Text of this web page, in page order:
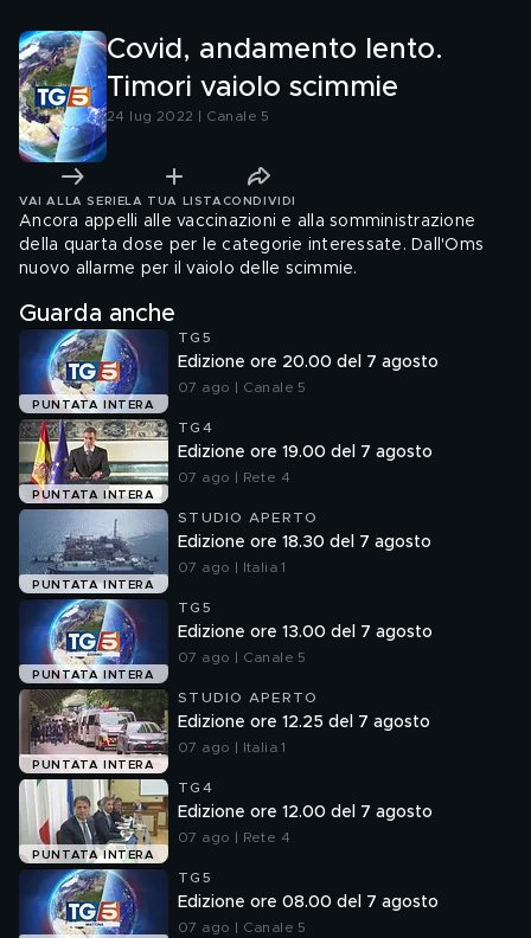
Covid, andamento lento.
Timori vaiolo scimmie
24 lug 2022 | Canale 5
VAI ALLA SERIE LA TUA LISTA CONDIVIDI
Ancora appelli alle vaccinazioni e alla somministrazione
della quarta dose per le categorie interessate. Dall'Oms
nuovo allarme per il vaiolo delle scimmie.
Guarda anche
PUNTATA INTERA
TG5
Edizione ore 20.00 del 7 agosto
07 ago | Canale 5
PUNTATA INTERA
TG4
Edizione ore 19.00 del 7 agosto
07 ago | Rete 4
PUNTATA INTERA
STUDIO APERTO
Edizione ore 18.30 del 7 agosto
07 ago | Italia 1
PUNTATA INTERA
TG5
Edizione ore 13.00 del 7 agosto
07 ago | Canale 5
PUNTATA INTERA
STUDIO APERTO
Edizione ore 12.25 del 7 agosto
07 ago | Italia 1
PUNTATA INTERA
TG4
Edizione ore 12.00 del 7 agosto
07 ago | Rete 4
TG5
Edizione ore 08.00 del 7 agosto
07 ago | Canale 5